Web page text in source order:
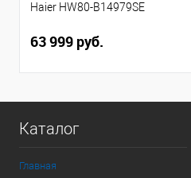
Haier HW80-B14979SE
63 999 руб.
Каталог
Главная